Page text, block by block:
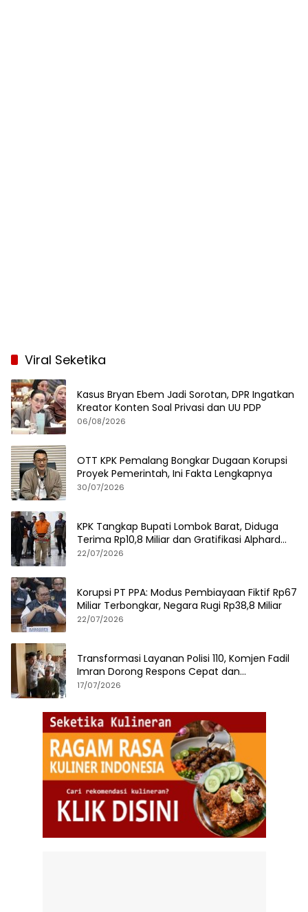
Viral Seketika
Kasus Bryan Ebem Jadi Sorotan, DPR Ingatkan
Kreator Konten Soal Privasi dan UU PDP
06/08/2026
OTT KPK Pemalang Bongkar Dugaan Korupsi
Proyek Pemerintah, Ini Fakta Lengkapnya
30/07/2026
KPK Tangkap Bupati Lombok Barat, Diduga
Terima Rp10,8 Miliar dan Gratifikasi Alphard
hingga iPhone 17 Pro
22/07/2026
Korupsi PT PPA: Modus Pembiayaan Fiktif Rp67
Miliar Terbongkar, Negara Rugi Rp38,8 Miliar
22/07/2026
Transformasi Layanan Polisi 110, Komjen Fadil
Imran Dorong Respons Cepat dan
Terintegrasi
17/07/2026